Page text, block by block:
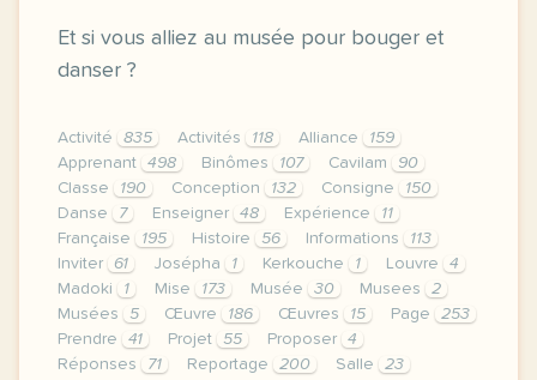
Et si vous alliez au musée pour bouger et
danser ?
Activité 835 Activités 118 Alliance
159
Apprenant
498 Binômes 107 Cavilam
90
Classe
190 Conception 132 Consigne
150
Danse
7 Enseigner 48 Expérience
11
Française
195 Histoire 56 Informations
113
Inviter
61 Josépha 1 Kerkouche 1 Louvre
4
Madoki
1 Mise 173 Musée 30 Musees
2
Musées
5 Œuvre 186 Œuvres 15 Page
253
Prendre
41 Projet 55 Proposer
4
Réponses
71 Reportage 200 Salle
23